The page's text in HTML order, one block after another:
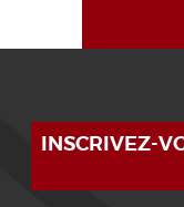
INSCRIVEZ-